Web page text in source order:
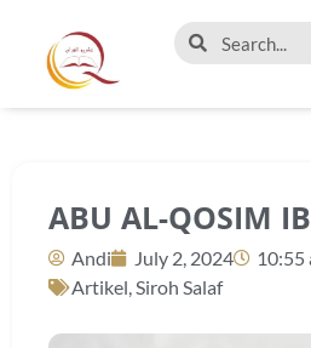
ABU AL-QOSIM
Andi July 2, 2024
10:55
Artikel,Siroh Salaf